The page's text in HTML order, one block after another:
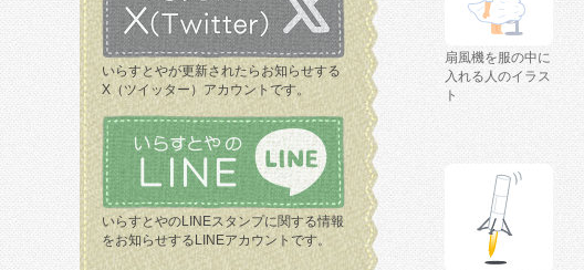
いらすとやが更新されたらお知らせする
X（ツイッター）アカウントです。
いらすとやのLINEスタンプに関する情報
をお知らせするLINEアカウントです。
扇風機を服の中に
入れる人のイラス
ト